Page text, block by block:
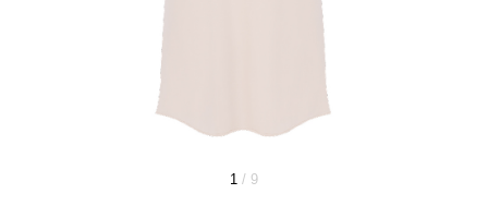
1 / 9